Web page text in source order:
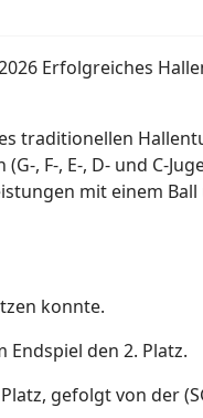
Erfolgreiches
traditionellen
, F-, E-, D- und C-
mit einem
konnte.
den 2. Platz.
gefolgt von der